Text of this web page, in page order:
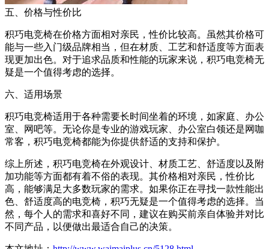
五、价格与性价比
积巧电竞椅在价格方面相对亲民，性价比较高。虽然其价格可
能与一些入门级品牌相当，但在材质、工艺和舒适度等方面表
现更加出色。对于追求品质和性能的玩家来说，积巧电竞椅无
疑是一个值得考虑的选择。
六、适用场景
积巧电竞椅适用于各种需要长时间坐着的环境，如家庭、办公
室、网吧等。无论你是专业的游戏玩家、办公室白领还是网咖
常客，积巧电竞椅都能为你提供舒适的支持和保护。
综上所述，积巧电竞椅在外观设计、材质工艺、舒适度以及附
加功能等方面都有着不俗的表现。其价格相对亲民，性价比
高，能够满足大多数玩家的需求。如果你正在寻找一款性能出
色、舒适度高的电竞椅，积巧无疑是一个值得考虑的选择。当
然，每个人的需求和喜好不同，建议在购买前亲自体验并对比
不同产品，以便做出最适合自己的决策。